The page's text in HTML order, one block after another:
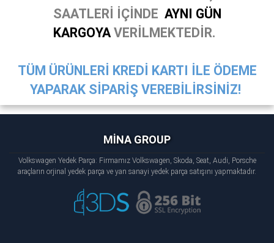
SAATLERİ İÇİNDE AYNI GÜN
KARGOYA VERİLMEKTEDİR.
TÜM ÜRÜNLERİ KREDİ KARTI İLE ÖDEME
YAPARAK SİPARİŞ VEREBİLİRSİNİZ!
MİNA GROUP
Volkswagen Yedek Parça: Firmamız Volkswagen, Skoda, Seat, Audi, Porsche
araçların orjinal yedek parça ve yan sanayi yedek parça satışını yapmaktadır.